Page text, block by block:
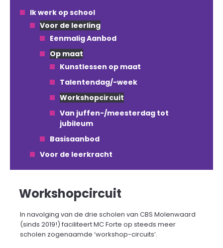
Ik werk op school
Voor de leerling
Eenmalig Aanbod
Op maat
Kunstlessen op maat
Talentendag/-week
Workshopcircuit
Van juffen-/meesterdag tot
jubileum
Basisaanbod
Voor de leerkracht
Workshopcircuit
In navolging van de drie scholen van CBS Molenwaard
(sinds 2019!) faciliteert MC Forte op steeds meer
scholen zogenaamde ‘workshop-circuits’.